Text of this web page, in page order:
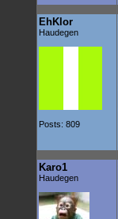
EhKlor
Haudegen
Posts: 809
Karo1
Haudegen